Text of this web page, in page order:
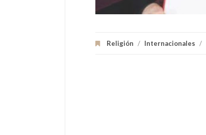
Religión / Internacionales /